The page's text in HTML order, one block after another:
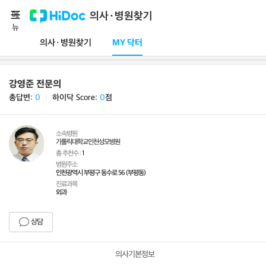
의사·병원찾기
의사·병원찾기 MY 닥터
메
뉴
강영준 전문의
총답변: 0 하이닥 Score: 0점
소속병원
가톨릭대학교인천성모병원
총 추천수 :1
병원주소
인천광역시 부평구 동수로 56 (부평동)
진료과목
외과
상담
의사기본정보